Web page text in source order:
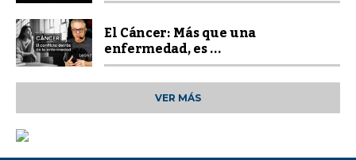
El Cáncer: Más que una
enfermedad, es ...
VER MÁS